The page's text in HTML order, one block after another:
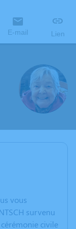
E-mail Lien
vous
survenu
civile